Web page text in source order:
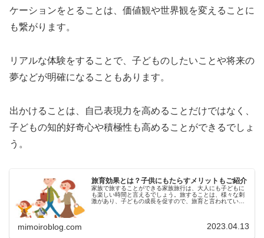
ケーションをとることは、価値観や世界観を変えることに
も繋がります。
リアルな体験をすることで、子どものしたいことや将来の
夢などが明確になることもあります。
出かけることは、自己表現力を高めることだけではなく、
子どもの知的好奇心や積極性も高めることができるでしょ
う。
旅育効果とは？子供にもたらすメリットもご紹介
家族で旅することができる家族旅行は、大人にも子どもに
も楽しい時間と言えるでしょう。旅することは、様々な刺
激があり、子どもの成長を促すので、旅育と言われていま
mimoiroblog.com 2023.04.13